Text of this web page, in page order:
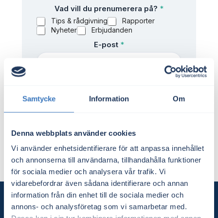
Samtycke Information Om
Denna webbplats använder cookies
Vi använder enhetsidentifierare för att anpassa innehållet
och annonserna till användarna, tillhandahålla funktioner
för sociala medier och analysera vår trafik. Vi
vidarebefordrar även sådana identifierare och annan
information från din enhet till de sociala medier och
annons- och analysföretag som vi samarbetar med.
Vad vill du prenumerera på? *
Tips & rådgivning
Rapporter
Nyheter
Erbjudanden
E-post *
e
e
e
r
a
G
o
d
k
behandlas & jag blir kontaktad i enlighet
Skicka